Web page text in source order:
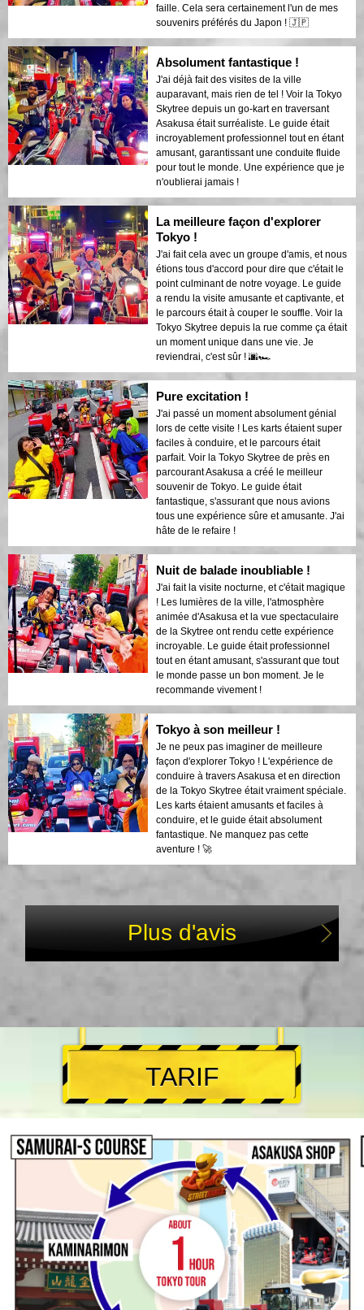
faille. Cela sera certainement l'un de mes
souvenirs préférés du Japon ! 🇯🇵
Absolument fantastique !
J'ai déjà fait des visites de la ville
auparavant, mais rien de tel ! Voir la Tokyo
Skytree depuis un go-kart en traversant
Asakusa était surréaliste. Le guide était
incroyablement professionnel tout en étant
amusant, garantissant une conduite fluide
pour tout le monde. Une expérience que je
n'oublierai jamais !
La meilleure façon d'explorer
Tokyo !
J'ai fait cela avec un groupe d'amis, et nous
étions tous d'accord pour dire que c'était le
point culminant de notre voyage. Le guide
a rendu la visite amusante et captivante, et
le parcours était à couper le souffle. Voir la
Tokyo Skytree depuis la rue comme ça était
un moment unique dans une vie. Je
reviendrai, c'est sûr ! 🌆🏎️
Pure excitation !
J'ai passé un moment absolument génial
lors de cette visite ! Les karts étaient super
faciles à conduire, et le parcours était
parfait. Voir la Tokyo Skytree de près en
parcourant Asakusa a créé le meilleur
souvenir de Tokyo. Le guide était
fantastique, s'assurant que nous avions
tous une expérience sûre et amusante. J'ai
hâte de le refaire !
Nuit de balade inoubliable !
J'ai fait la visite nocturne, et c'était magique
! Les lumières de la ville, l'atmosphère
animée d'Asakusa et la vue spectaculaire
de la Skytree ont rendu cette expérience
incroyable. Le guide était professionnel
tout en étant amusant, s'assurant que tout
le monde passe un bon moment. Je le
recommande vivement !
Tokyo à son meilleur !
Je ne peux pas imaginer de meilleure
façon d'explorer Tokyo ! L'expérience de
conduire à travers Asakusa et en direction
de la Tokyo Skytree était vraiment spéciale.
Les karts étaient amusants et faciles à
conduire, et le guide était absolument
fantastique. Ne manquez pas cette
aventure ! 🚀
Plus d'avis
TARIF